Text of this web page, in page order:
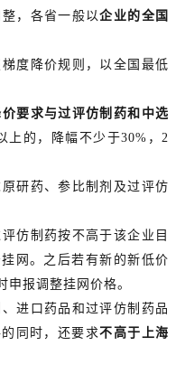
，各省一般以企业的全国
度降价规则，以全国最低
要求与过评仿制药和中选
的，降幅不少于30%，2
研药、参比制剂及过评仿
仿制药按不高于该企业目
网。之后若有新的新低价
申报调整挂网价格。
进口药品和过评仿制药品
同时，还要求不高于上海